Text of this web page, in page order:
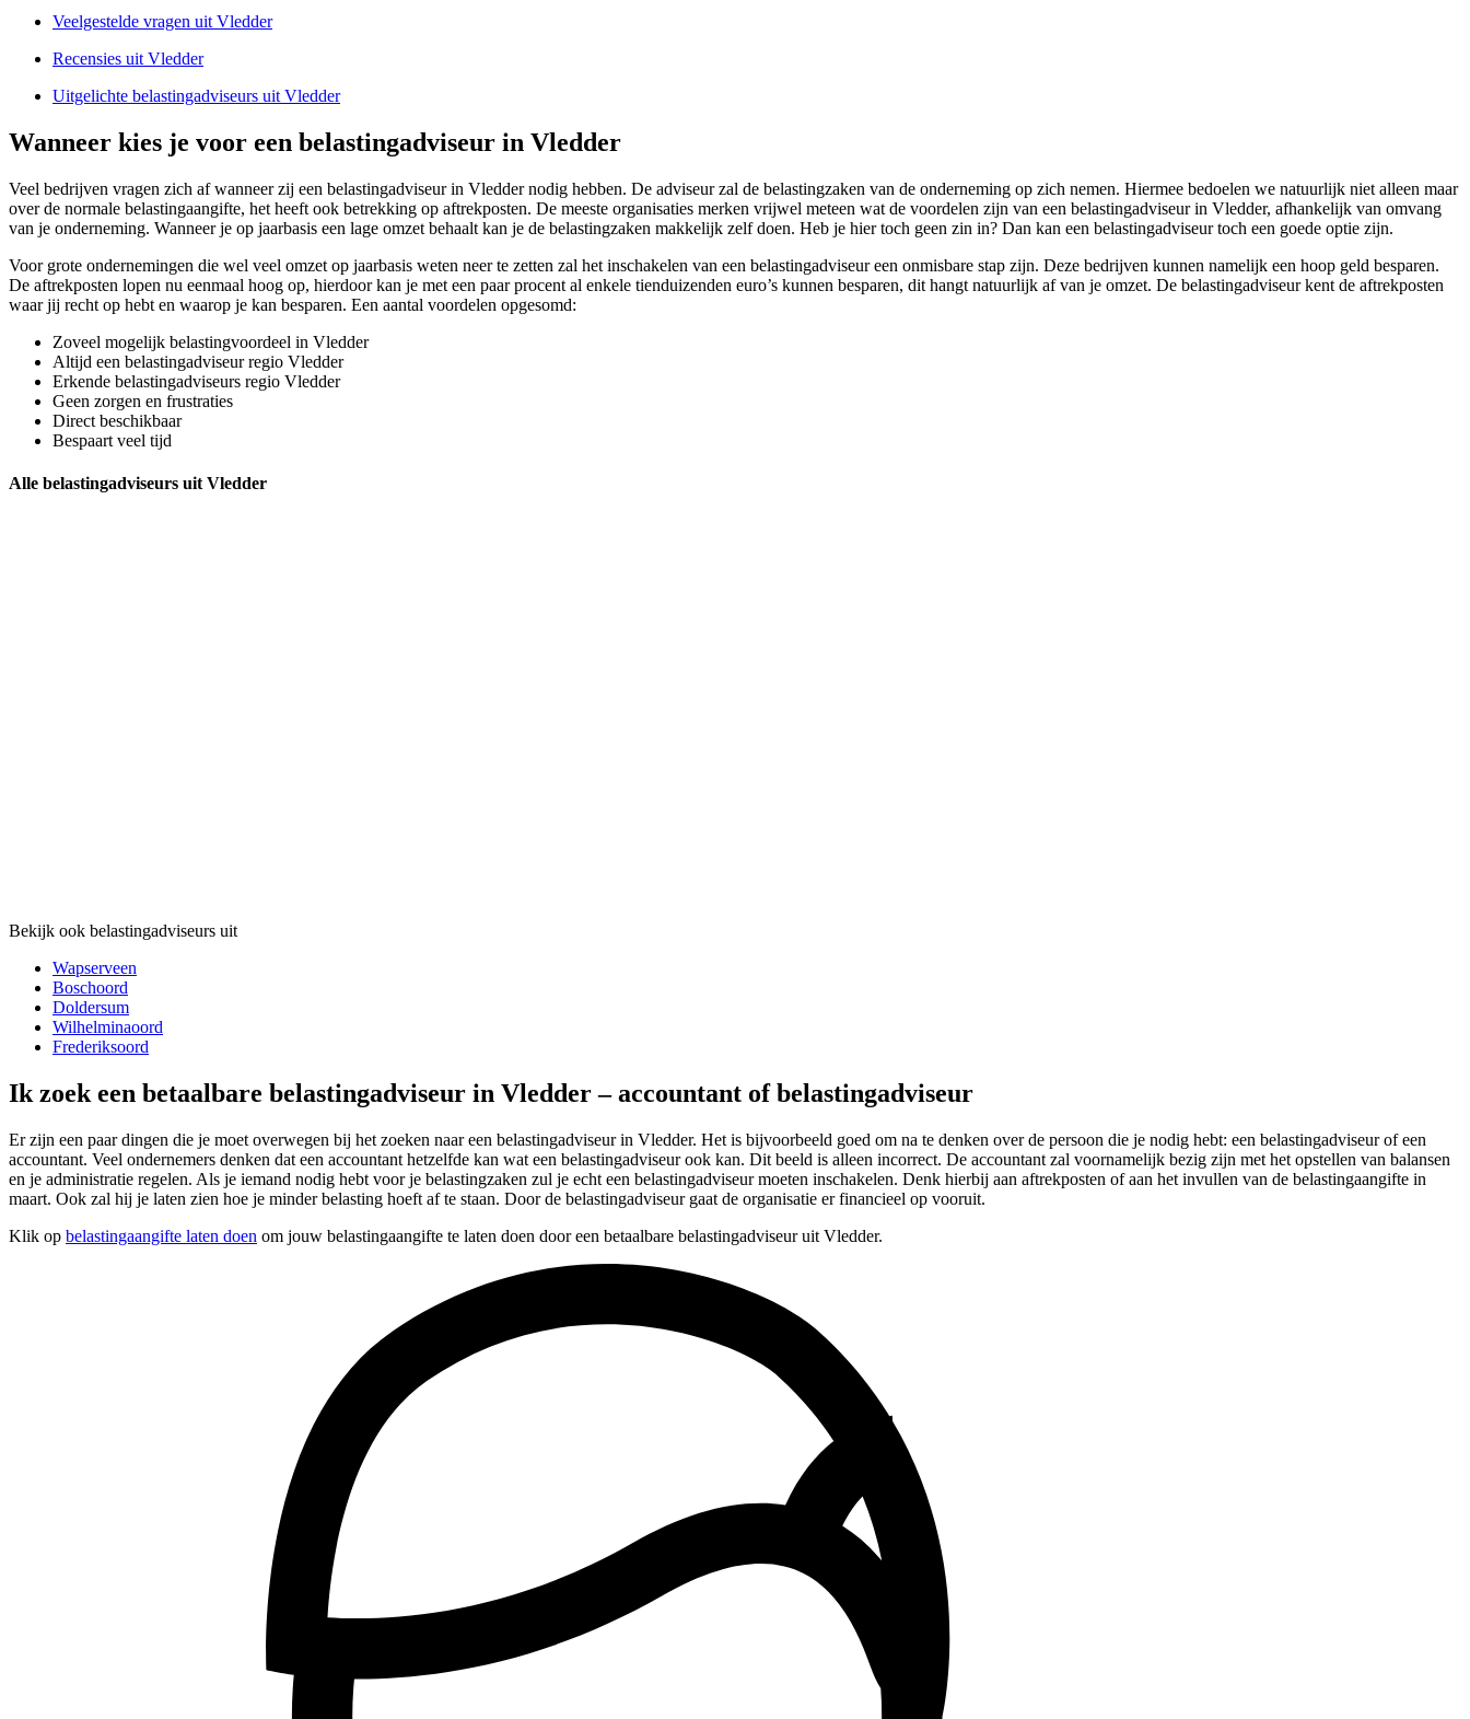
Veelgestelde vragen uit Vledder
Recensies uit Vledder
Uitgelichte belastingadviseurs uit Vledder
Wanneer kies je voor een belastingadviseur in Vledder
Veel bedrijven vragen zich af wanneer zij een belastingadviseur in Vledder nodig hebben. De adviseur zal de belastingzaken van de onderneming op zich nemen. Hiermee bedoelen we natuurlijk niet alleen maar
over de normale belastingaangifte, het heeft ook betrekking op aftrekposten. De meeste organisaties merken vrijwel meteen wat de voordelen zijn van een belastingadviseur in Vledder, afhankelijk van omvang
van je onderneming. Wanneer je op jaarbasis een lage omzet behaalt kan je de belastingzaken makkelijk zelf doen. Heb je hier toch geen zin in? Dan kan een belastingadviseur toch een goede optie zijn.
Voor grote ondernemingen die wel veel omzet op jaarbasis weten neer te zetten zal het inschakelen van een belastingadviseur een onmisbare stap zijn. Deze bedrijven kunnen namelijk een hoop geld besparen.
De aftrekposten lopen nu eenmaal hoog op, hierdoor kan je met een paar procent al enkele tienduizenden euro’s kunnen besparen, dit hangt natuurlijk af van je omzet. De belastingadviseur kent de aftrekposten
waar jij recht op hebt en waarop je kan besparen. Een aantal voordelen opgesomd:
Zoveel mogelijk belastingvoordeel in Vledder
Altijd een belastingadviseur regio Vledder
Erkende belastingadviseurs regio Vledder
Geen zorgen en frustraties
Direct beschikbaar
Bespaart veel tijd
Alle belastingadviseurs uit Vledder
Bekijk ook belastingadviseurs uit
Wapserveen
Boschoord
Doldersum
Wilhelminaoord
Frederiksoord
Ik zoek een betaalbare belastingadviseur in Vledder – accountant of belastingadviseur
Er zijn een paar dingen die je moet overwegen bij het zoeken naar een belastingadviseur in Vledder. Het is bijvoorbeeld goed om na te denken over de persoon die je nodig hebt: een belastingadviseur of een
accountant. Veel ondernemers denken dat een accountant hetzelfde kan wat een belastingadviseur ook kan. Dit beeld is alleen incorrect. De accountant zal voornamelijk bezig zijn met het opstellen van balansen
en je administratie regelen. Als je iemand nodig hebt voor je belastingzaken zul je echt een belastingadviseur moeten inschakelen. Denk hierbij aan aftrekposten of aan het invullen van de belastingaangifte in
maart. Ook zal hij je laten zien hoe je minder belasting hoeft af te staan. Door de belastingadviseur gaat de organisatie er financieel op vooruit.
Klik op belastingaangifte laten doen om jouw belastingaangifte te laten doen door een betaalbare belastingadviseur uit Vledder.